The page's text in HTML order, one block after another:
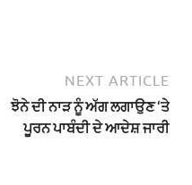
NEXT ARTICLE
ਝੋਨੇ ਦੀ ਨਾੜ ਨੂੰ ਅੱਗ ਲਗਾਉਣ ‘ਤੇ
ਪੂਰਨ ਪਾਬੰਦੀ ਦੇ ਆਦੇਸ਼ ਜਾਰੀ